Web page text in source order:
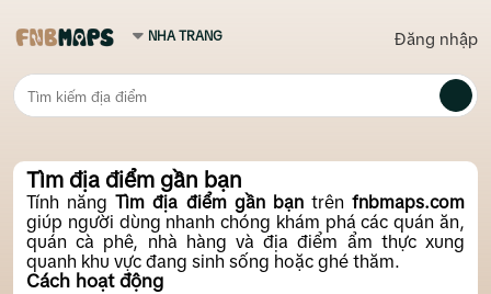
Đăng nhập
Tìm địa điểm gần bạn
Tính năngTìm địa điểm gần bạntrên fnbmaps.com
giúp người dùng nhanh chóng khám phá các quán ăn,
quán cà phê, nhà hàng và địa điểm ẩm thực xung
quanh khu vực đang sinh sống hoặc ghé thăm.
Cách hoạt động